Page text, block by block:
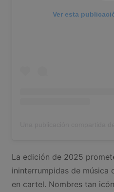
Ver esta
La edición de 2025
ininterrumpidas de música
en cartel. Nombres tan